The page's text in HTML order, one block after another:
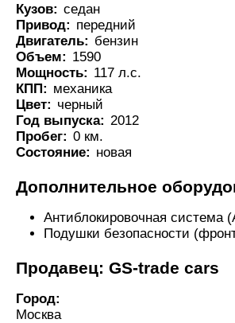
Кузов: седан
Привод: передний
Двигатель: бензин
Объем: 1590
Мощность: 117 л.с.
КПП: механика
Цвет: черный
Год выпуска: 2012
Пробег: 0 км.
Состояние: новая
Дополнительное
Антиблокировочная система
Подушки безопасности
Продавец: GS-trade cars
Город:
Москва